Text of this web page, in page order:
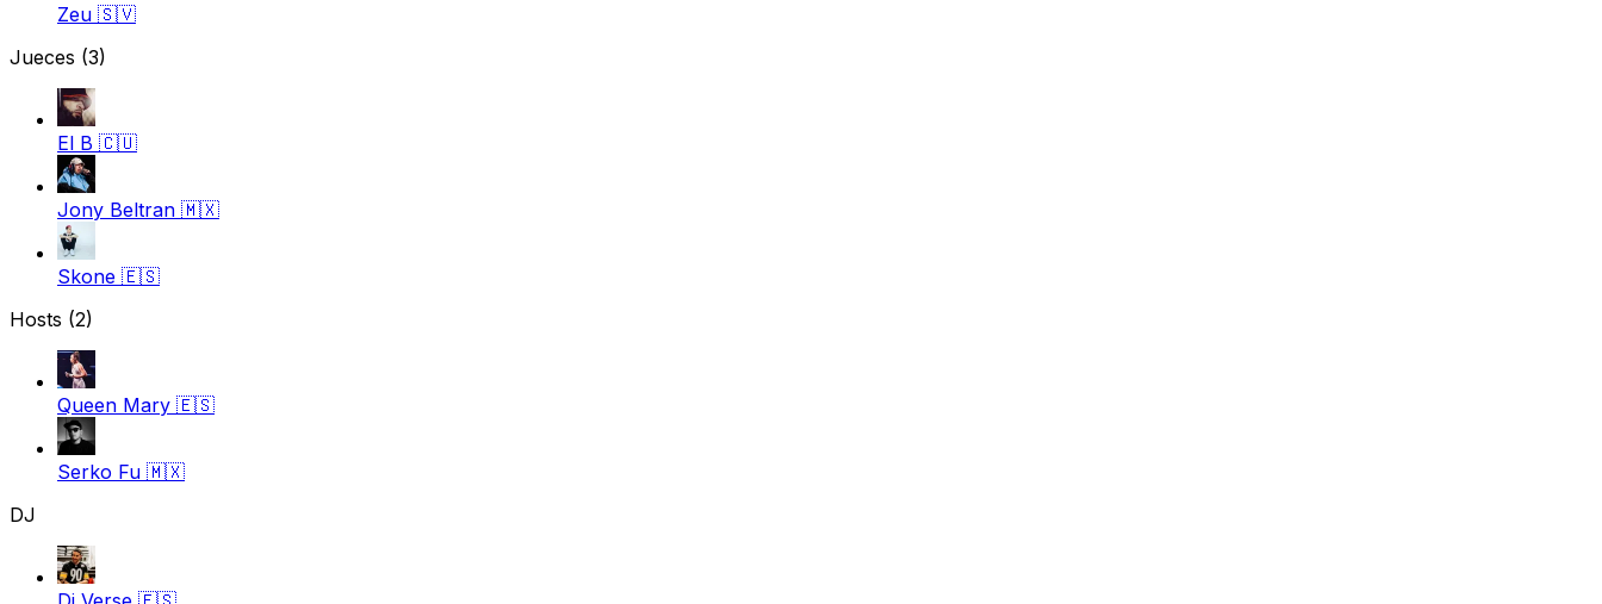
Zeu 🇸🇻
Jueces (3)
El B 🇨🇺
Jony Beltran 🇲🇽
Skone 🇪🇸
Hosts (2)
Queen Mary 🇪🇸
Serko Fu 🇲🇽
DJ